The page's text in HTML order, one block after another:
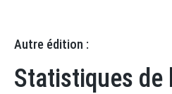
Autre édition :
Statistiques de